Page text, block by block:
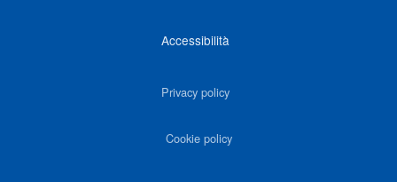
Accessibilità
Privacy policy
Cookie policy